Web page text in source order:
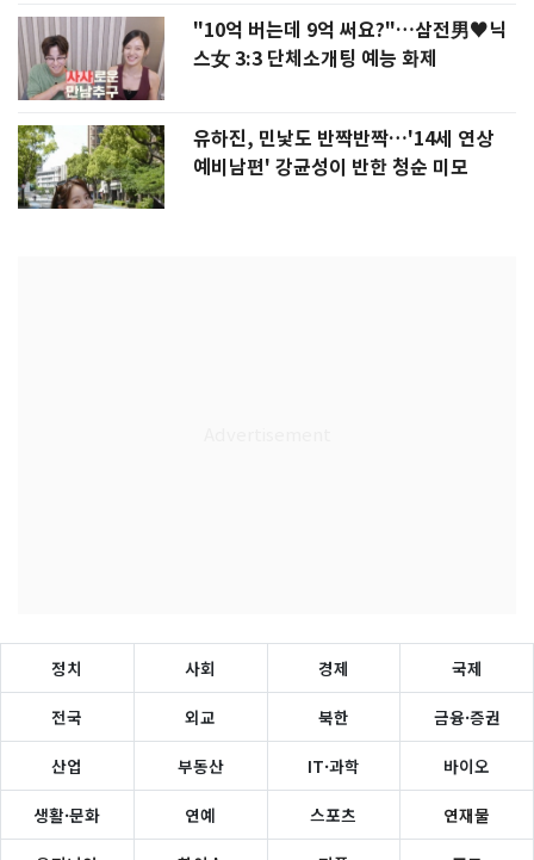
"10억 버는데 9억 써요?"…삼전男♥닉
스女 3:3 단체소개팅 예능 화제
유하진, 민낯도 반짝반짝…'14세 연상
예비남편' 강균성이 반한 청순 미모
정치 사회 경제 국제
전국 외교 북한 금융·증권
산업 부동산 IT·과학 바이오
생활·문화 연예 스포츠 연재물